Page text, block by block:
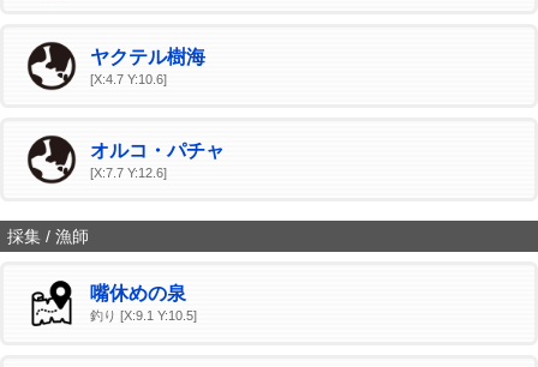
ヤクテル樹海
[X:4.7 Y:10.6]
オルコ・パチャ
[X:7.7 Y:12.6]
採集 / 漁師
嘴休めの泉
釣り [X:9.1 Y:10.5]